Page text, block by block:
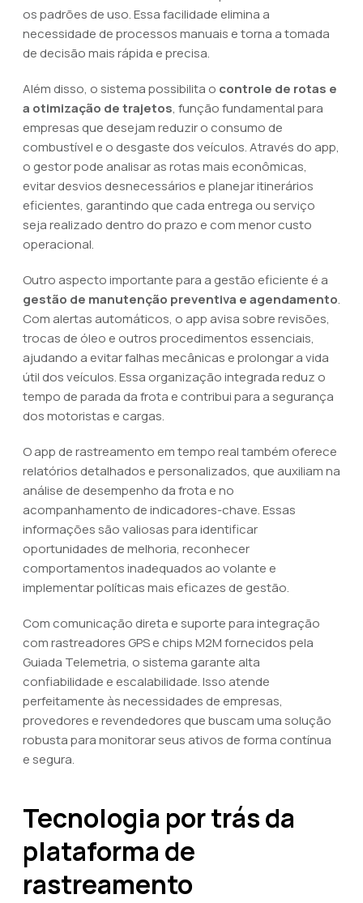
os padrões de uso. Essa facilidade elimina a
necessidade de processos manuais e torna a tomada
de decisão mais rápida e precisa.
Além disso, o sistema possibilita o controle de rotas e
a otimização de trajetos, função fundamental para
empresas que desejam reduzir o consumo de
combustível e o desgaste dos veículos. Através do app,
o gestor pode analisar as rotas mais econômicas,
evitar desvios desnecessários e planejar itinerários
eficientes, garantindo que cada entrega ou serviço
seja realizado dentro do prazo e com menor custo
operacional.
Outro aspecto importante para a gestão eficiente é a
gestão de manutenção preventiva e agendamento.
Com alertas automáticos, o app avisa sobre revisões,
trocas de óleo e outros procedimentos essenciais,
ajudando a evitar falhas mecânicas e prolongar a vida
útil dos veículos. Essa organização integrada reduz o
tempo de parada da frota e contribui para a segurança
dos motoristas e cargas.
O app de rastreamento em tempo real também oferece
relatórios detalhados e personalizados, que auxiliam na
análise de desempenho da frota e no
acompanhamento de indicadores-chave. Essas
informações são valiosas para identificar
oportunidades de melhoria, reconhecer
comportamentos inadequados ao volante e
implementar políticas mais eficazes de gestão.
Com comunicação direta e suporte para integração
com rastreadores GPS e chips M2M fornecidos pela
Guiada Telemetria, o sistema garante alta
confiabilidade e escalabilidade. Isso atende
perfeitamente às necessidades de empresas,
provedores e revendedores que buscam uma solução
robusta para monitorar seus ativos de forma contínua
e segura.
Tecnologia por trás da
plataforma de
rastreamento